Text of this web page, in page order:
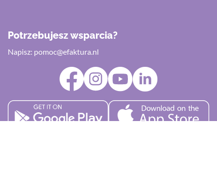
Potrzebujesz wsparcia?
Napisz: pomoc@efaktura.nl